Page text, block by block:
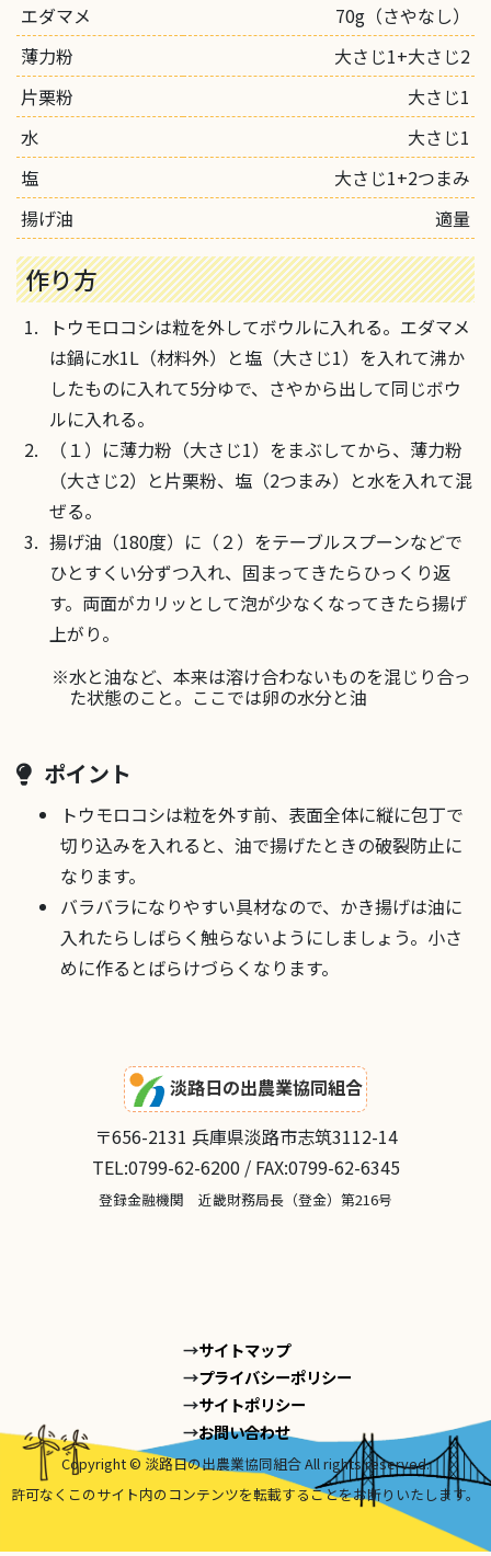
エダマメ
70g（さやなし）
薄力粉
大さじ1+大さじ2
片栗粉
大さじ1
水
大さじ1
塩
大さじ1+2つまみ
揚げ油
適量
作り方
トウモロコシは粒を外してボウルに入れる。エダマメ
は鍋に水1L（材料外）と塩（大さじ1）を入れて沸か
したものに入れて5分ゆで、さやから出して同じボウ
ルに入れる。
（１）に薄力粉（大さじ1）をまぶしてから、薄力粉
（大さじ2）と片栗粉、塩（2つまみ）と水を入れて混
ぜる。
揚げ油（180度）に（２）をテーブルスプーンなどで
ひとすくい分ずつ入れ、固まってきたらひっくり返
す。両面がカリッとして泡が少なくなってきたら揚げ
上がり。
水と油など、本来は溶け合わないものを混じり合っ
た状態のこと。ここでは卵の水分と油
ポイント
トウモロコシは粒を外す前、表面全体に縦に包丁で
切り込みを入れると、油で揚げたときの破裂防止に
なります。
バラバラになりやすい具材なので、かき揚げは油に
入れたらしばらく触らないようにしましょう。小さ
めに作るとばらけづらくなります。
淡路日の出農業協同組合
〒656-2131 兵庫県淡路市志筑3112-14
TEL:0799-62-6200 / FAX:0799-62-6345
登録金融機関 近畿財務局長（登金）第216号
サイトマップ
プライバシーポリシー
サイトポリシー
お問い合わせ
Copyright © 淡路日の出農業協同組合 All rights reserved.
許可なくこのサイト内のコンテンツを転載することをお断りいたします。